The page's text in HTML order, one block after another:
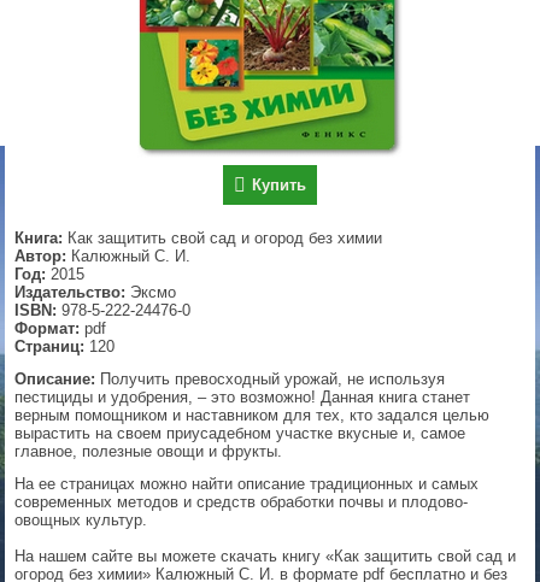
Купить
Книга: Как защитить свой сад и огород без химии
Автор: Калюжный С. И.
Год: 2015
Издательство: Эксмо
ISBN: 978-5-222-24476-0
Формат: pdf
Страниц: 120
Описание: Получить превосходный урожай, не используя
пестициды и удобрения, – это возможно! Данная книга станет
верным помощником и наставником для тех, кто задался целью
вырастить на своем приусадебном участке вкусные и, самое
главное, полезные овощи и фрукты.
На ее страницах можно найти описание традиционных и самых
современных методов и средств обработки почвы и плодово-
овощных культур.
На нашем сайте вы можете скачать книгу «Как защитить свой сад и
огород без химии» Калюжный С. И. в формате pdf бесплатно и без
▼
▼
▼